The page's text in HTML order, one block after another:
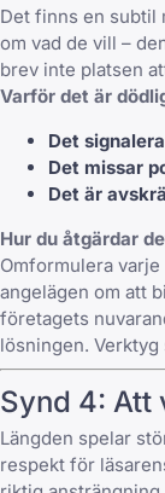
Det finns en subtil
om vad de vill –
brev inte platsen
Varför det är
Det
Det missar
Det är
Hur du åtgärdar
Omformulera
angelägen om att
företagets
lösningen. Verktyg
Synd 4: Att
Längden spelar
respekt för